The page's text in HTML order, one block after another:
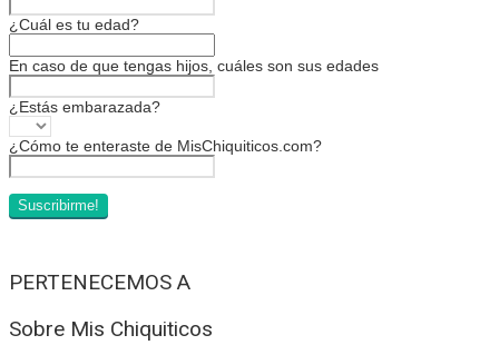
¿Cuál es tu edad?
En caso de que tengas hijos, cuáles son sus edades
¿Estás embarazada?
¿Cómo te enteraste de MisChiquiticos.com?
PERTENECEMOS A
Sobre Mis Chiquiticos